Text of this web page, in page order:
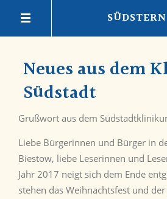
SÜDSTERN
Neues aus dem
Südstadt
Grußwort aus dem
Liebe Bürgerinnen und Bürger in
Biestow, liebe Leserinnen und
Jahr 2017 neigt sich dem Ende
stehen das Weihnachtsfest und